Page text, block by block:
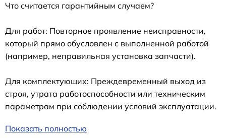
Что считается гарантийным случаем?
Для работ: Повторное проявление неисправности,
который прямо обусловлен с выполненной работой
(например, неправильная установка запчасти).
Для комплектующих: Преждевременный выход из
строя, утрата работоспособности или техническим
параметрам при соблюдении условий эксплуатации.
Показать полностью